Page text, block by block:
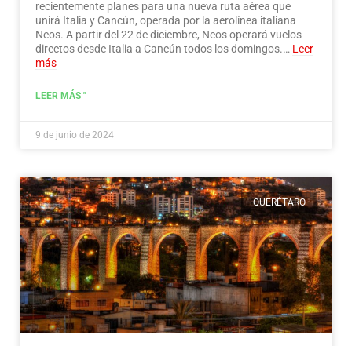
recientemente planes para una nueva ruta aérea que
unirá Italia y Cancún, operada por la aerolínea italiana
Neos. A partir del 22 de diciembre, Neos operará vuelos
directos desde Italia a Cancún todos los domingos.… Leer
más
LEER MÁS "
9 de junio de 2024
QUERÉTARO